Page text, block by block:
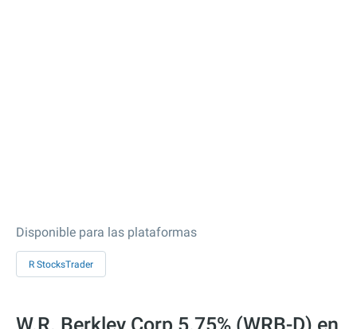
Disponible para las plataformas
R StocksTrader